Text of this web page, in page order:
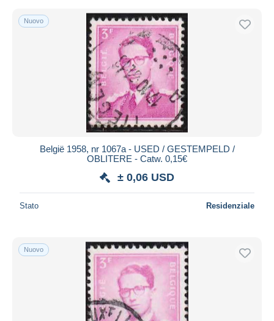
Nuovo
België 1958, nr 1067a - USED / GESTEMPELD /
OBLITERE - Catw. 0,15€
± 0,06 USD
Stato Residenziale
Nuovo